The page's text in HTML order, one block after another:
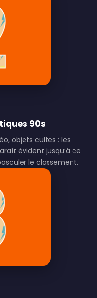
90s
objets cultes : les
évident jusqu’à ce
le classement.